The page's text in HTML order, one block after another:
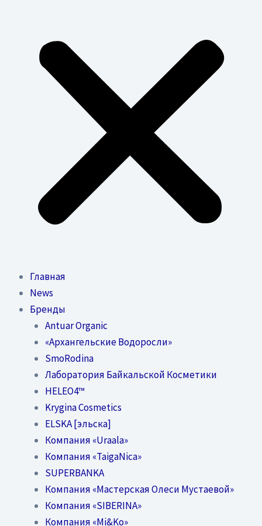
Главная
News
Бренды
Antuar Organic
«Архангельские Водоросли»
SmoRodina
Лаборатория Байкальской Косметики
HELEO4™
Krygina Cosmetics
ELSKA [эльска]
Компания «Uraala»
Компания «TaigaNica»
SUPERBANKA
Компания «Мастерская Олеси Мустаевой»
Компания «SIBERINA»
Компания «Mi&Ko»